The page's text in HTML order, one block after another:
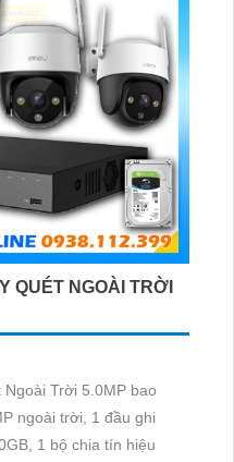
QUÉT NGOÀI TRỜI
Trời 5.0MP bao
ngoài trời, 1 đầu ghi
1 bộ chia tín hiệu